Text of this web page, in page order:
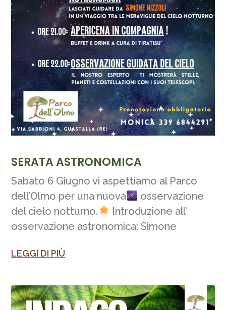
SERATA ASTRONOMICA
Sabato 6 Giugno vi aspettiamo al Parco
dell’Olmo per una nuova
osservazione
del cielo notturno.
Introduzione all’
osservazione astronomica: Simone
LEGGI DI PIÙ